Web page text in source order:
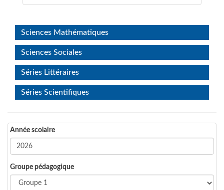
Sciences Mathématiques
Sciences Sociales
Séries Littéraires
Séries Scientifiques
Année scolaire
Groupe pédagogique